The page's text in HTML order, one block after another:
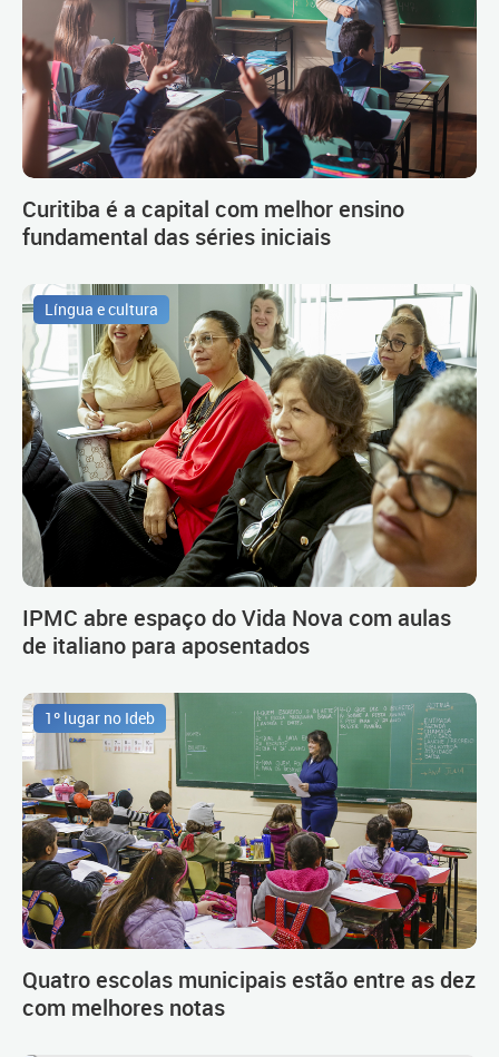
Curitiba é a capital com melhor ensino
fundamental das séries iniciais
Língua e cultura
IPMC abre espaço do Vida Nova com aulas
de italiano para aposentados
1º lugar no Ideb
Quatro escolas municipais estão entre as dez
com melhores notas